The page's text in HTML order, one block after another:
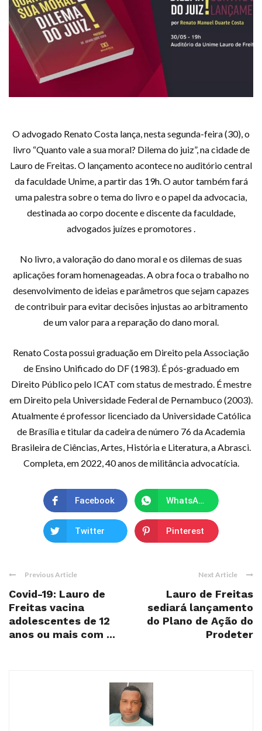
O advogado Renato Costa lança, nesta segunda-feira (30), o
livro “Quanto vale a sua moral? Dilema do juiz”, na cidade de
Lauro de Freitas. O lançamento acontece no auditório central
da faculdade Unime, a partir das 19h. O autor também fará
uma palestra sobre o tema do livro e o papel da advocacia,
destinada ao corpo docente e discente da faculdade,
advogados juízes e promotores .
No livro, a valoração do dano moral e os dilemas de suas
aplicações foram homenageadas. A obra foca o trabalho no
desenvolvimento de ideias e parâmetros que sejam capazes
de contribuir para evitar decisões injustas ao arbitramento
de um valor para a reparação do dano moral.
Renato Costa possui graduação em Direito pela Associação
de Ensino Unificado do DF (1983). É pós-graduado em
Direito Público pelo ICAT com status de mestrado. É mestre
em Direito pela Universidade Federal de Pernambuco (2003).
Atualmente é professor licenciado da Universidade Católica
de Brasília e titular da cadeira de número 76 da Academia
Brasileira de Ciências, Artes, História e Literatura, a Abrasci.
Completa, em 2022, 40 anos de militância advocatícia.
Facebook WhatsApp
Twitter Pinterest
Previous Article
Covid-19: Lauro de
Freitas vacina
adolescentes de 12
anos ou mais com ...
Next Article
Lauro de Freitas
sediará lançamento
do Plano de Ação do
Prodeter